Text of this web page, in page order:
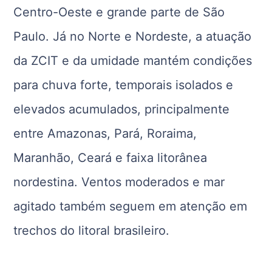
Centro-Oeste e grande parte de São
Paulo. Já no Norte e Nordeste, a atuação
da ZCIT e da umidade mantém condições
para chuva forte, temporais isolados e
elevados acumulados, principalmente
entre Amazonas, Pará, Roraima,
Maranhão, Ceará e faixa litorânea
nordestina. Ventos moderados e mar
agitado também seguem em atenção em
trechos do litoral brasileiro.